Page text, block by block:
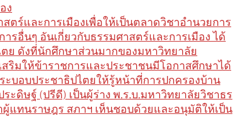
ง
ร์และการเมืองเพื่อให้เป็นตลาดวิชาอำนวยการ
รอื่นๆ อันเกี่ยวกับธรรมศาสตร์และการเมือง ได้
ย ดังที่นักศึกษาส่วนมากของมหาวิทยาลัย
ริมให้ข้าราชการและประชาชนมีโอกาสศึกษาได้
ะบอบประชาธิปไตยให้รู้หน้าที่การปกครองบ้าน
ะดิษฐ์ (ปรีดี) เป็นผู้ร่าง พ.ร.บ.มหาวิทยาลัยวิชาธร
ผู้แทนราษฎร สภาฯ เห็นชอบด้วยและอนุมัติให้เป็น